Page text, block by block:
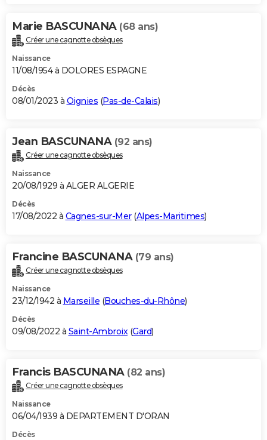
Marie BASCUNANA (68 ans)
Créer une cagnotte obsèques
Naissance
11/08/1954 à DOLORES ESPAGNE
Décès
08/01/2023 à Oignies (Pas-de-Calais)
Jean BASCUNANA (92 ans)
Créer une cagnotte obsèques
Naissance
20/08/1929 à ALGER ALGERIE
Décès
17/08/2022 à Cagnes-sur-Mer(Alpes-Maritimes)
Francine BASCUNANA (79 ans)
Créer une cagnotte obsèques
Naissance
23/12/1942 à Marseille (Bouches-du-Rhône)
Décès
09/08/2022 à Saint-Ambroix(Gard)
Francis BASCUNANA (82 ans)
Créer une cagnotte obsèques
Naissance
06/04/1939 à DEPARTEMENT D'ORAN
Décès